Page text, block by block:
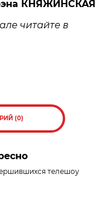
КНЯЖИНСКАЯ
читайте в
(0)
телешоу